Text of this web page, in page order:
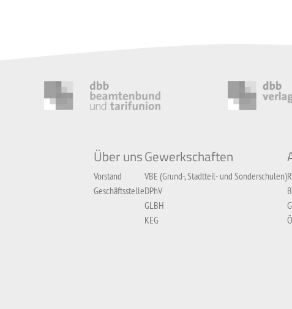
Über uns
Vorstand
Geschäftsstelle
Gewerkschaften
VBE (Grund-, Stadtteil- und Sonderschulen)
DPhV
GLBH
KEG